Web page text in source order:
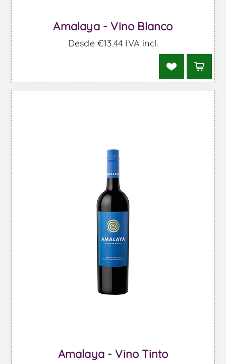
Amalaya - Vino Blanco
Desde €13,44 IVA incl.
Amalaya - Vino Tinto